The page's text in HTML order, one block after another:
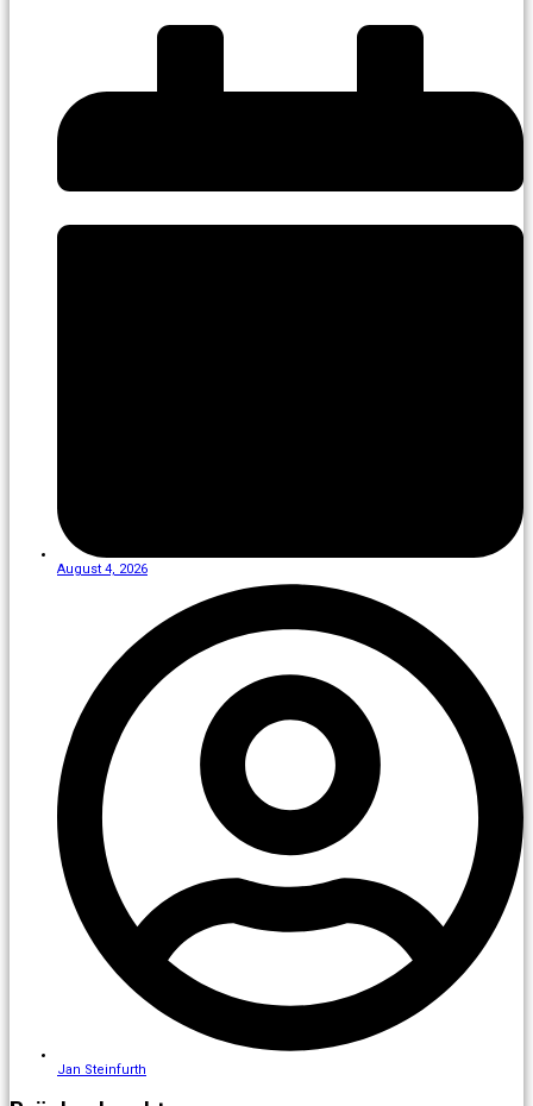
August 4, 2026
Jan Steinfurth